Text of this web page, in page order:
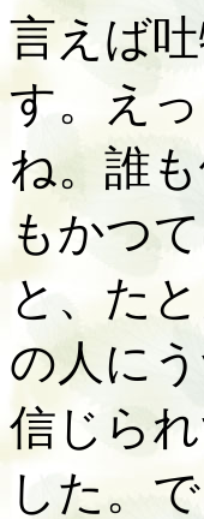
言えば
す。え
ね。誰
もかつ
と、た
の人に
信じら
した。